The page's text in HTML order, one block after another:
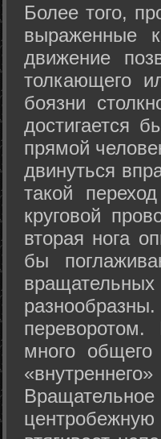
Более того,
выраженные
движение
толкающего
боязни
достигается
прямой
двинуться
такой
круговой
вторая нога
бы
много